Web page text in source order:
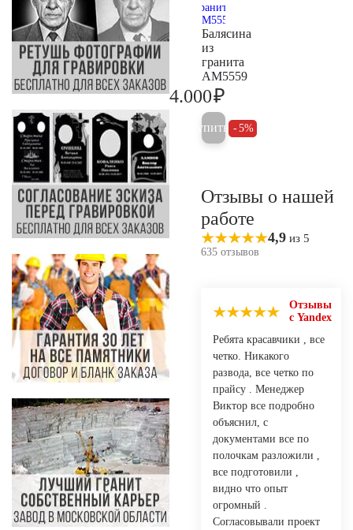
Балясина
из
гранита
AM5559
4.000₽
Купить 5%
Отзывы о нашей
работе
4,9 из 5
635 отзывов
Отзывы
с Yandex
Ребята красавчики , все
четко. Никакого
развода, все четко по
прайсу . Менеджер
Виктор все подробно
объяснил, с
документами все по
полочкам разложили ,
все подготовили ,
видно что опыт
огромный .
Согласовывали проект